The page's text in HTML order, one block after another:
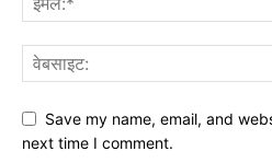
Save my name, email, and
next time I comment.